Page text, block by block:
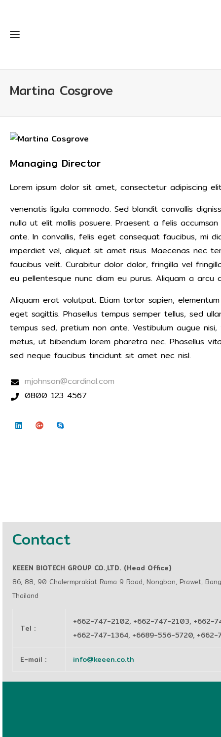
Martina Cosgrove
Managing Director
Lorem ipsum dolor sit amet, consectetur adipiscing
venenatis ligula commodo. Sed blandit convallis
nulla ut elit mollis posuere. Praesent a felis
ante. In convallis, felis eget consequat faucibus, mi
imperdiet vel, aliquet sit amet risus. Maecenas nec
faucibus velit. Curabitur dolor dolor, fringilla vel
eu pellentesque nunc diam eu purus. Aliquam a
Aliquam erat volutpat. Etiam tortor sapien,
eget sagittis. Phasellus tempus semper tellus, sed
tempus sed, pretium non ante. Vestibulum augue
metus, ut bibendum lorem pharetra nec. Phasellus
sed neque faucibus tincidunt sit amet nec nisl.
mjohnson@cardinal.com
0800 123 4567
Contact
KEEEN BIOTECH GROUP CO.,LTD. (Head Office)
86, 88, 90 Chalermprakiat Rama 9 Road, Nongbon, Prawet,
Thailand
Tel :
+662-747-2102, +662-747-2103, +662-
+662-747-1364, +6689-556-5720,
E-mail : info@keeen.co.th